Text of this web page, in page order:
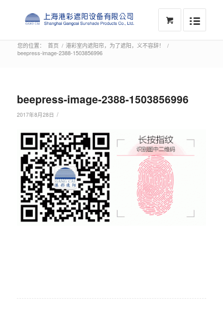
您的位置： 首页 / 港彩室内遮阳帘，为了遮阳，义不容辞！
/
beepress-image-2388-1503856996
beepress-image-2388-1503856996
2017年8月28日 /